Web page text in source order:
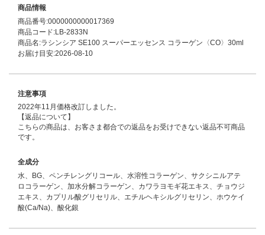
商品情報
商品番号:0000000000017369
商品コード:LB-2833N
商品名:ラシンシア SE100 スーパーエッセンス コラーゲン〈CO〉30ml
お届け目安:2026-08-10
注意事項
2022年11月価格改訂しました。
【返品について】
こちらの商品は、お客さま都合での返品をお受けできない返品不可商品
です。
全成分
水、BG、ペンチレングリコール、水溶性コラーゲン、サクシニルアテ
ロコラーゲン、加水分解コラーゲン、カワラヨモギ花エキス、チョウジ
エキス、カプリル酸グリセリル、エチルヘキシルグリセリン、ホウケイ
酸(Ca/Na)、酸化銀